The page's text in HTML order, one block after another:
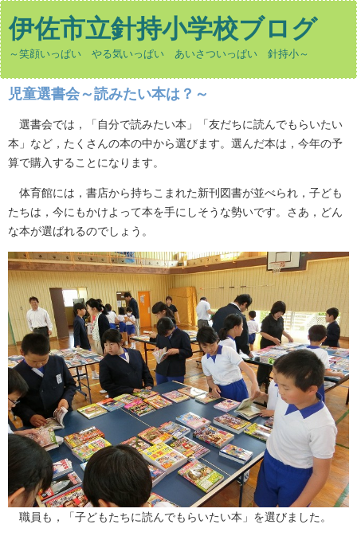
伊佐市立針持小学校ブログ
～笑顔いっぱい やる気いっぱい あいさついっぱい 針持小～
児童選書会～読みたい本は？～
選書会では，「自分で読みたい本」「友だちに読んでもらいたい
本」など，たくさんの本の中から選びます。選んだ本は，今年の予
算で購入することになります。
体育館には，書店から持ちこまれた新刊図書が並べられ，子ども
たちは，今にもかけよって本を手にしそうな勢いです。さあ，どん
な本が選ばれるのでしょう。
職員も，「子どもたちに読んでもらいたい本」を選びました。